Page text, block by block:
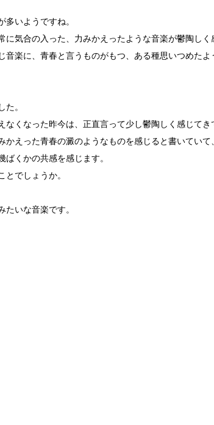
多いようですね。
に気合の入った、力みかえったような音楽が鬱陶しく
音楽に、青春と言うものがもつ、ある種思いつめた
た。
なくなった昨今は、正直言って少し鬱陶しく感じてき
かえった青春の澱のようなものを感じると書いてい
ばくかの共感を感じます。
とでしょうか。
たいな音楽です。